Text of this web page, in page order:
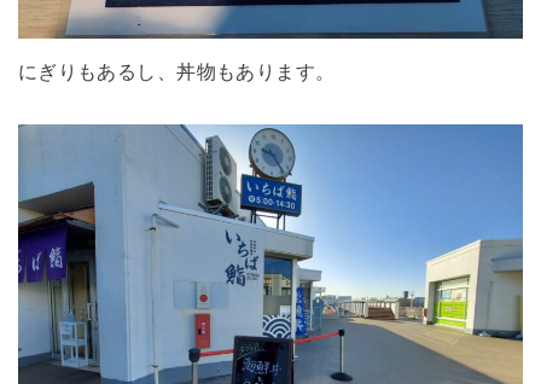
にぎりもあるし、丼物もあります。